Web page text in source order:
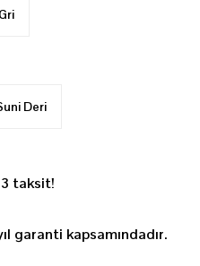
Gri
Deri
3 taksit!
garanti kapsamındadır.